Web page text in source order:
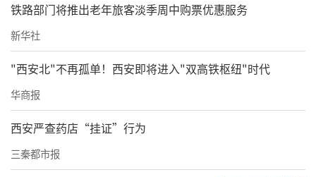
铁路部门将推出老年旅客淡季周中购票优惠服务
新华社
"西安北"不再孤单！西安即将进入"双高铁枢纽"时代
华商报
西安严查药店“挂证”行为
三秦都市报